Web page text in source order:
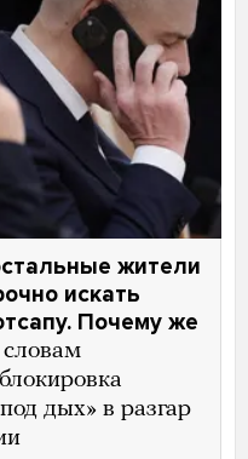
жители
искать
Почему же
дых» в разгар